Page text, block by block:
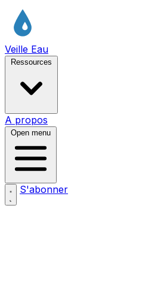
Veille Eau
Ressources
A propos
Open menu
S'abonner